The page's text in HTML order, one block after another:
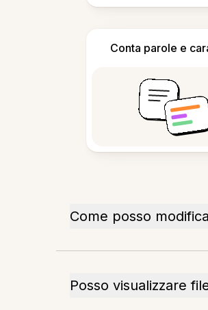
Conta parole e
Come posso
Posso visualizzare